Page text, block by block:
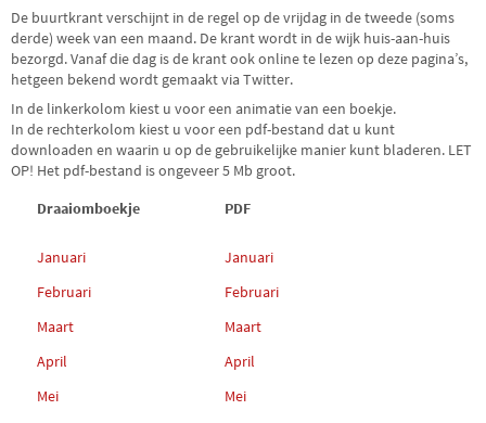
De buurtkrant verschijnt in de regel op de vrijdag in de tweede (soms
derde) week van een maand. De krant wordt in de wijk huis-aan-huis
bezorgd. Vanaf die dag is de krant ook online te lezen op deze pagina’s,
hetgeen bekend wordt gemaakt via Twitter.
In de linkerkolom kiest u voor een animatie van een boekje.
In de rechterkolom kiest u voor een pdf-bestand dat u kunt
downloaden en waarin u op de gebruikelijke manier kunt bladeren. LET
OP! Het pdf-bestand is ongeveer 5 Mb groot.
Draaiomboekje
PDF
Januari
Januari
Februari
Februari
Maart
Maart
April
April
Mei
Mei